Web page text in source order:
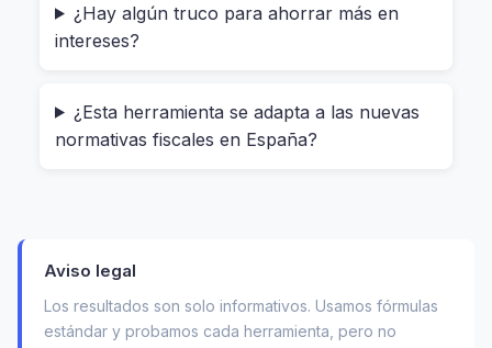
y te da la TAE real. Así puedes comparar dos
ofertas y saber cuál realmente te conviene más.
hojas de Excel. Solo pones los datos y listo.
Imagina que estás buscando un préstamo
¿Hay algún truco para ahorrar más en
intereses?
¿Esta herramienta se adapta a las nuevas
normativas fiscales en España?
Aviso legal
Los resultados son solo informativos. Usamos fórmulas
estándar y probamos cada herramienta, pero no